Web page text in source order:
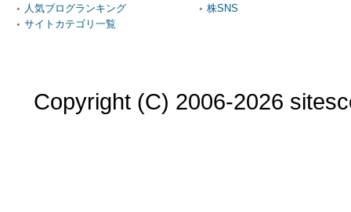
人気ブログランキング
サイトカテゴリ一覧
株SNS
Copyright (C) 2006-2026